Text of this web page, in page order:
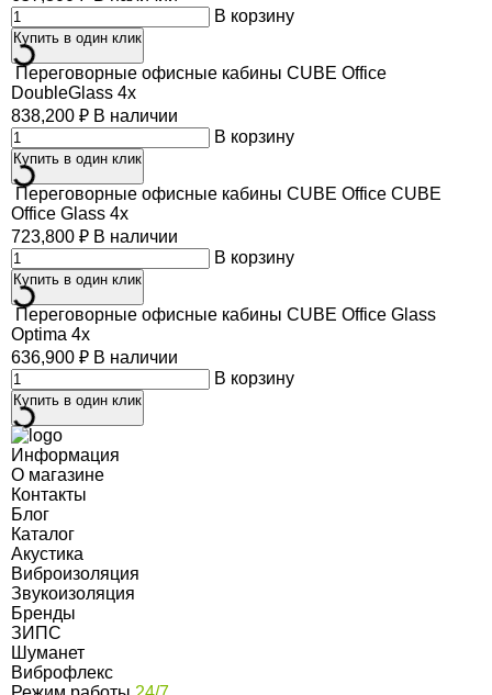
В корзину
Купить в один клик
Переговорные офисные кабины CUBE Office
DoubleGlass 4x
838,200 ₽ В наличии
В корзину
Купить в один клик
Переговорные офисные кабины CUBE Office CUBE
Office Glass 4x
723,800 ₽ В наличии
В корзину
Купить в один клик
Переговорные офисные кабины CUBE Office Glass
Optima 4x
636,900 ₽ В наличии
В корзину
Купить в один клик
Информация
О магазине
Контакты
Блог
Каталог
Акустика
Виброизоляция
Звукоизоляция
Бренды
ЗИПС
Шуманет
Виброфлекс